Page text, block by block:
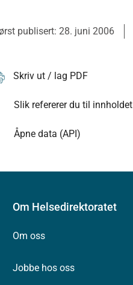
publisert: 28. juni 2006
Skriv ut / lag PDF
Slik refererer du til innholdet
Åpne data (API)
Om Helsedirektoratet
Om oss
Jobbe hos oss